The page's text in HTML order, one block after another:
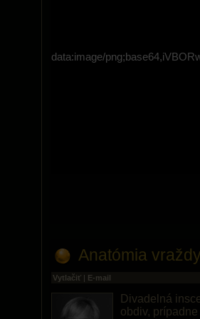
data:image/
Anatómia
Vytlačiť | E-mail
Divadelná
obdiv,